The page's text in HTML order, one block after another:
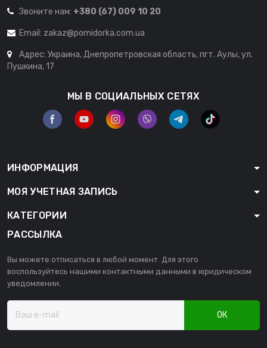
Звоните нам: +380 (67) 009 10 20
Email: zakaz@pomidorka.com.ua
Адрес: Украина, Днепропетровская область, пгт. Аулы, ул.
Пушкина, 17
МЫ В СОЦИАЛЬНЫХ СЕТЯХ
ИНФОРМАЦИЯ
МОЯ УЧЕТНАЯ ЗАПИСЬ
КАТЕГОРИИ
РАССЫЛКА
Вы можете отписаться в любой момент. Для этого
воспользуйтесь нашими контактными данными в юридическом
уведомлении.
ОК